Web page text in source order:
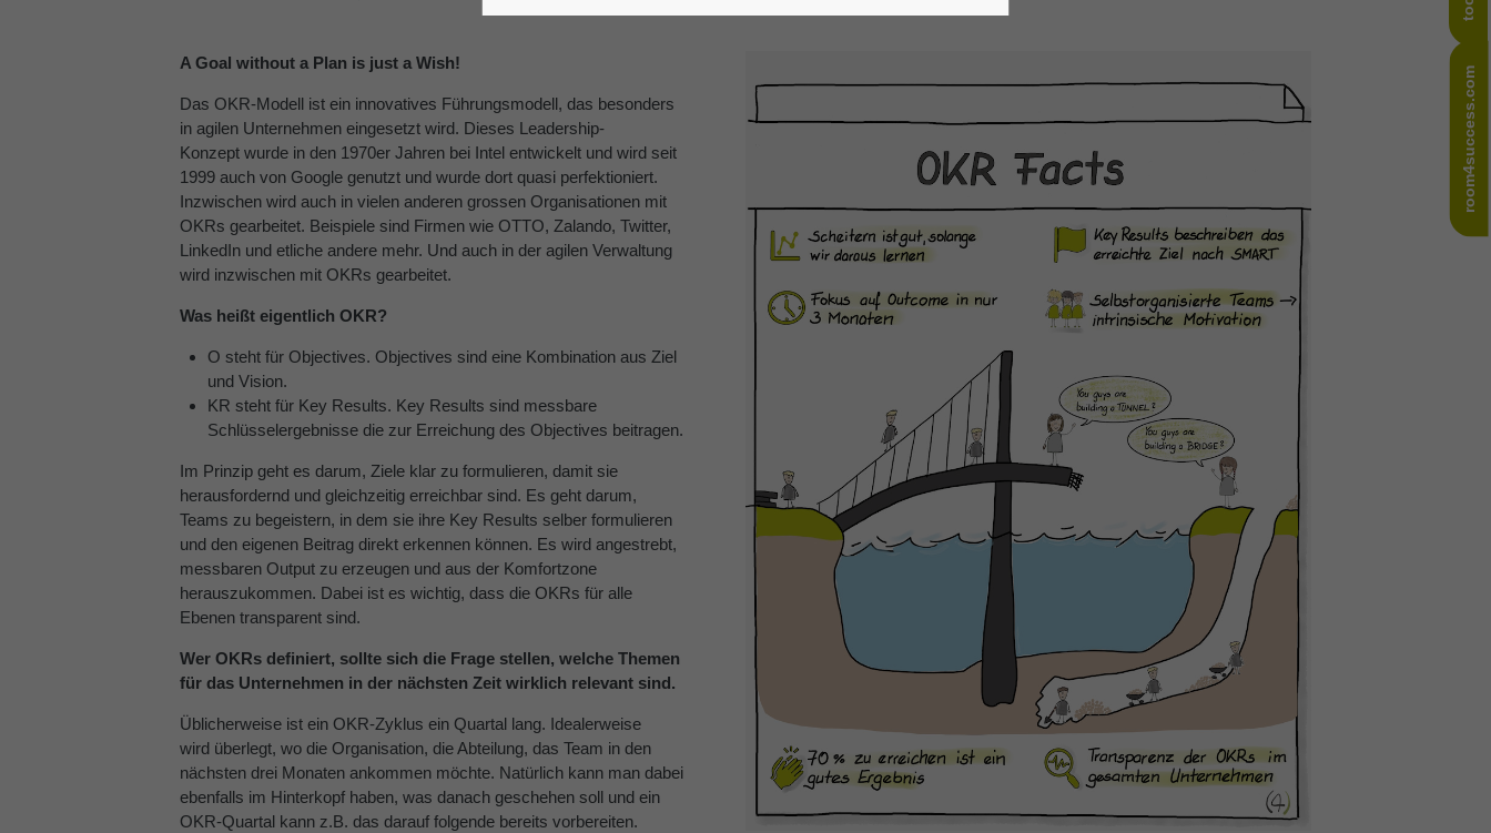
room4success.com
A Goal without a Plan is just a Wish!
Das OKR-Modell ist ein innovatives Führungsmodell, das besonders
in agilen Unternehmen eingesetzt wird. Dieses Leadership-
Konzept wurde in den 1970er Jahren bei Intel entwickelt und wird seit
1999 auch von Google genutzt und wurde dort quasi perfektioniert.
Inzwischen wird auch in vielen anderen grossen Organisationen mit
OKRs gearbeitet. Beispiele sind Firmen wie OTTO, Zalando, Twitter,
LinkedIn und etliche andere mehr. Und auch in der agilen Verwaltung
wird inzwischen mit OKRs gearbeitet.
Was heißt eigentlich OKR?
O steht für Objectives. Objectives sind eine Kombination aus Ziel
und Vision.
KR steht für Key Results. Key Results sind messbare
Schlüsselergebnisse die zur Erreichung des Objectives beitragen.
Im Prinzip geht es darum, Ziele klar zu formulieren, damit sie
herausfordernd und gleichzeitig erreichbar sind. Es geht darum,
Teams zu begeistern, in dem sie ihre Key Results selber formulieren
und den eigenen Beitrag direkt erkennen können. Es wird angestrebt,
messbaren Output zu erzeugen und aus der Komfortzone
herauszukommen. Dabei ist es wichtig, dass die OKRs für alle
Ebenen transparent sind.
Wer OKRs definiert, sollte sich die Frage stellen, welche Themen
für das Unternehmen in der nächsten Zeit wirklich relevant sind.
Üblicherweise ist ein OKR-Zyklus ein Quartal lang. Idealerweise
wird überlegt, wo die Organisation, die Abteilung, das Team in den
nächsten drei Monaten ankommen möchte. Natürlich kann man dabei
ebenfalls im Hinterkopf haben, was danach geschehen soll und ein
OKR-Quartal kann z.B. das darauf folgende bereits vorbereiten.